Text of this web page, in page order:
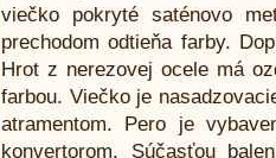
viečko pokryté saténovo
prechodom odtieňa farby.
Hrot z nerezovej ocele má
farbou. Viečko je
atramentom. Pero je
konvertorom. Súčasťou